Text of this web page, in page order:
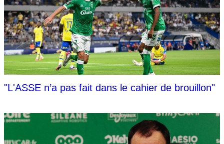
"L'ASSE n’a pas fait dans le cahier de brouillon"